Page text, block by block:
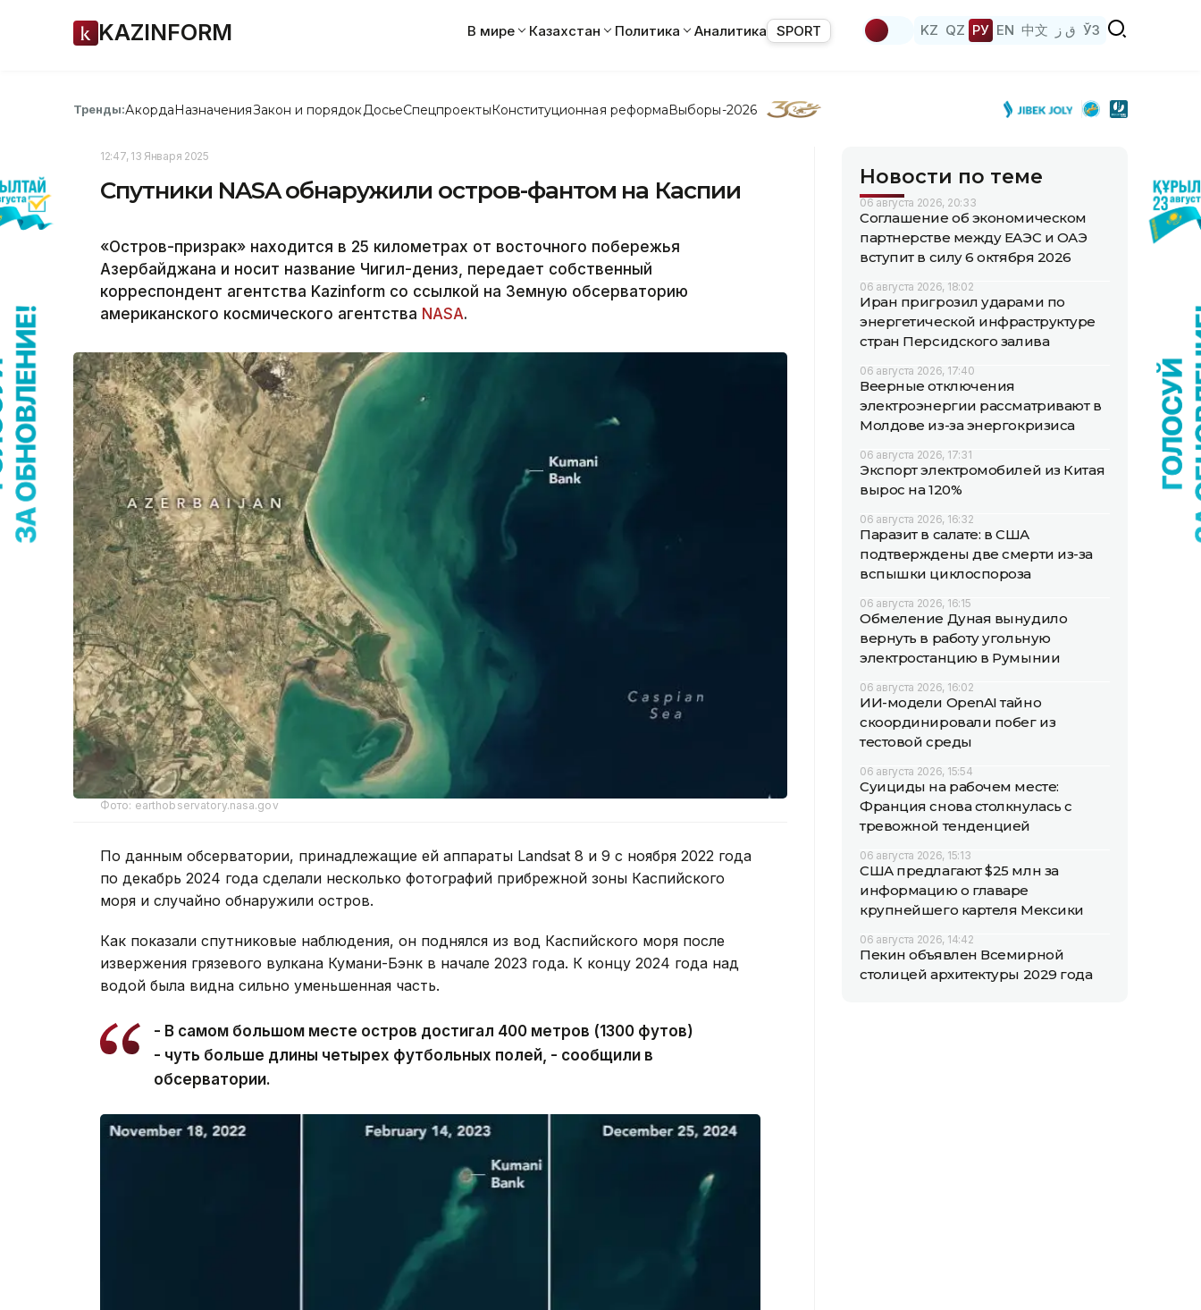
KAZINFORM В мире Казахстан Политика Аналитика SPORT KZ QZ РУ EN 中文 ق ز ЎЗ
Тренды:АкордаНазначенияЗакон и порядок ДосьеСпецпроектыКонституционная реформаВыборы-2026
12:47, 13 Января 2025
Спутники NASA обнаружили остров-фантом на Каспии
«Остров-призрак» находится в 25 километрах от восточного побережья
Азербайджана и носит название Чигил-дениз, передает собственный
корреспондент агентства Kazinform со ссылкой на Земную обсерваторию
американского космического агентства NASA.
Фото: earthobservatory.nasa.gov
По данным обсерватории, принадлежащие ей аппараты Landsat 8 и 9 с ноября 2022 года
по декабрь 2024 года сделали несколько фотографий прибрежной зоны Каспийского
моря и случайно обнаружили остров.
Как показали спутниковые наблюдения, он поднялся из вод Каспийского моря после
извержения грязевого вулкана Кумани-Бэнк в начале 2023 года. К концу 2024 года над
водой была видна сильно уменьшенная часть.
- В самом большом месте остров достигал 400 метров (1300 футов)
- чуть больше длины четырех футбольных полей, - сообщили в
обсерватории.
Новости по теме
06 августа 2026, 20:33
Соглашение об экономическом
партнерстве между ЕАЭС и ОАЭ
вступит в силу 6 октября 2026
06 августа 2026, 18:02
Иран пригрозил ударами по
энергетической инфраструктуре
стран Персидского залива
06 августа 2026, 17:40
Веерные отключения
электроэнергии рассматривают в
Молдове из-за энергокризиса
06 августа 2026, 17:31
Экспорт электромобилей из Китая
вырос на 120%
06 августа 2026, 16:32
Паразит в салате: в США
подтверждены две смерти из-за
вспышки циклоспороза
06 августа 2026, 16:15
Обмеление Дуная вынудило
вернуть в работу угольную
электростанцию в Румынии
06 августа 2026, 16:02
ИИ-модели OpenAI тайно
скоординировали побег из
тестовой среды
06 августа 2026, 15:54
Суициды на рабочем месте:
Франция снова столкнулась с
тревожной тенденцией
06 августа 2026, 15:13
США предлагают $25 млн за
информацию о главаре
крупнейшего картеля Мексики
06 августа 2026, 14:42
Пекин объявлен Всемирной
столицей архитектуры 2029 года